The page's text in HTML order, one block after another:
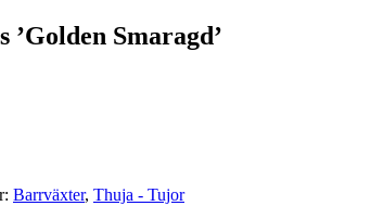
Smaragd’
Barrväxter, Thuja - Tujor